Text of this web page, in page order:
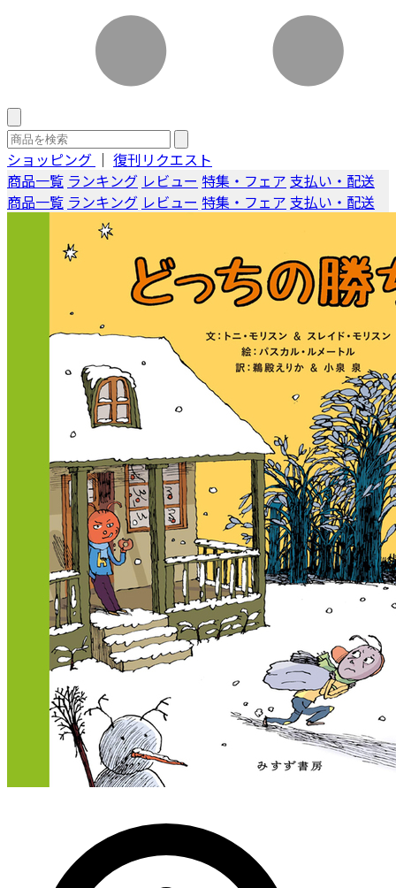
ショッピング ｜ 復刊リクエスト
商品一覧 ランキング レビュー 特集・フェア 支払い・配送
商品一覧 ランキング レビュー 特集・フェア 支払い・配送